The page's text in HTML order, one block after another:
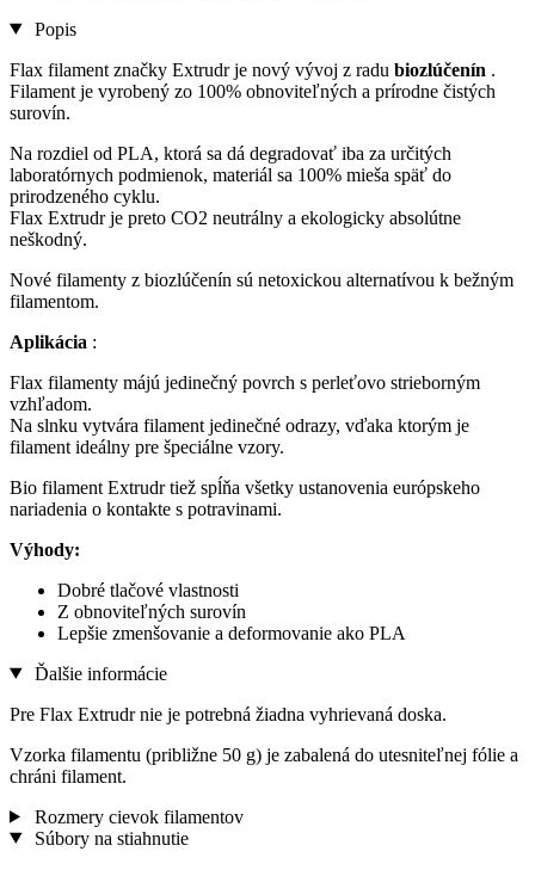
Popis
Flax filament značky Extrudr je nový vývoj z radu biozlúčenín .
Filament je vyrobený zo 100% obnoviteľných a prírodne čistých
surovín.
Na rozdiel od PLA, ktorá sa dá degradovať iba za určitých
laboratórnych podmienok, materiál sa 100% mieša späť do
prirodzeného cyklu.
Flax Extrudr je preto CO2 neutrálny a ekologicky absolútne
neškodný.
Nové filamenty z biozlúčenín sú netoxickou alternatívou k bežným
filamentom.
Aplikácia :
Flax filamenty májú jedinečný povrch s perleťovo strieborným
vzhľadom.
Na slnku vytvára filament jedinečné odrazy, vďaka ktorým je
filament ideálny pre špeciálne vzory.
Bio filament Extrudr tiež spĺňa všetky ustanovenia európskeho
nariadenia o kontakte s potravinami.
Výhody:
Dobré tlačové vlastnosti
Z obnoviteľných surovín
Lepšie zmenšovanie a deformovanie ako PLA
Ďalšie informácie
Pre Flax Extrudr nie je potrebná žiadna vyhrievaná doska.
Vzorka filamentu (približne 50 g) je zabalená do utesniteľnej fólie a
chráni filament.
Rozmery cievok filamentov
Súbory na stiahnutie